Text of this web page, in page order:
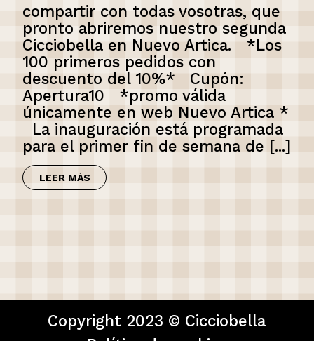
compartir con todas vosotras, que
pronto abriremos nuestro segunda
Cicciobella en Nuevo Artica. *Los
100 primeros pedidos con
descuento del 10%* Cupón:
Apertura10 *promo válida
únicamente en web Nuevo Artica *
La inauguración está programada
para el primer fin de semana de [...]
LEER MÁS
Copyright 2023 © Cicciobella